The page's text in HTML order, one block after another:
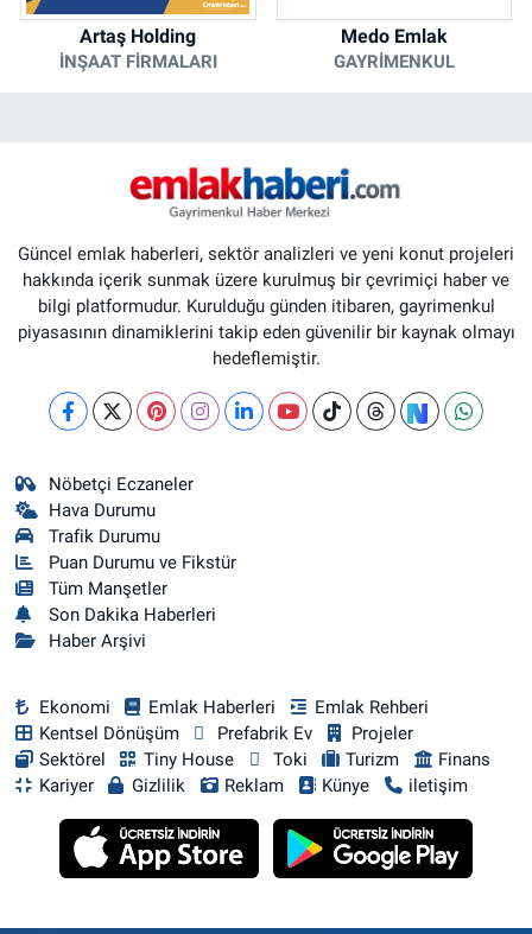
Artaş Holding
İNŞAAT FIRMALARI
Medo Emlak
GAYRIMENKUL
Güncel emlak haberleri, sektör analizleri ve yeni konut projeleri
hakkında içerik sunmak üzere kurulmuş bir çevrimiçi haber ve
bilgi platformudur. Kurulduğu günden itibaren, gayrimenkul
piyasasının dinamiklerini takip eden güvenilir bir kaynak olmayı
hedeflemiştir.
Nöbetçi Eczaneler
Hava Durumu
Trafik Durumu
Puan Durumu ve Fikstür
Tüm Manşetler
Son Dakika Haberleri
Haber Arşivi
Ekonomi Emlak Haberleri
Emlak Rehberi
Kentsel Dönüşüm
Prefabrik Ev
Projeler
Sektörel
Tiny House Toki Turizm
Finans
Kariyer
Gizlilik Reklam Künye iletişim